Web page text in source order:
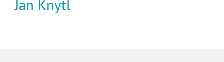
Jan Knytl